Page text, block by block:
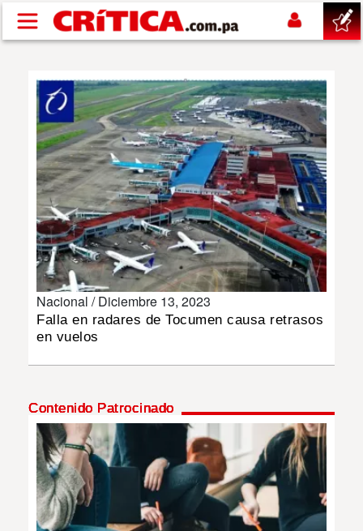
Pasar al contenido principal
SUCESOS
NACIONAL
POLÍTICA
SHOW
DEPORTES
MULTIMEDIA
IMPRESO
Nacional /Diciembre 13, 2023
Falla en radares de Tocumen causa retrasos
en vuelos
Contenido Patrocinado